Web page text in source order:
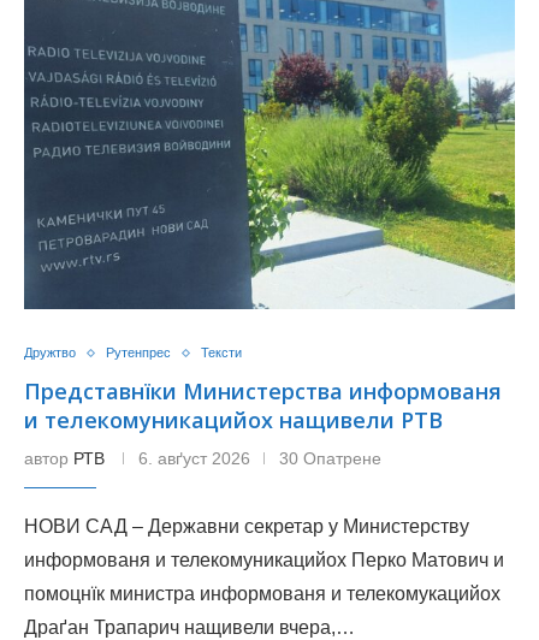
Дружтво Рутенпрес Тексти
Представнїки Министерства информованя
и телекомуникацийох нащивели РТВ
автор РТВ 6. авґуст 2026 30 Опатрене
НОВИ САД – Державни секретар у Министерству
информованя и телекомуникацийох Перко Матович и
помоцнїк министра информованя и телекомукацийох
Драґан Трапарич нащивели вчера,…